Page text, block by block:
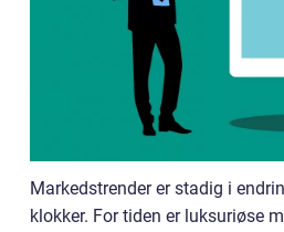
Markedstrender er stadig i
klokker. For tiden er luksuriøse